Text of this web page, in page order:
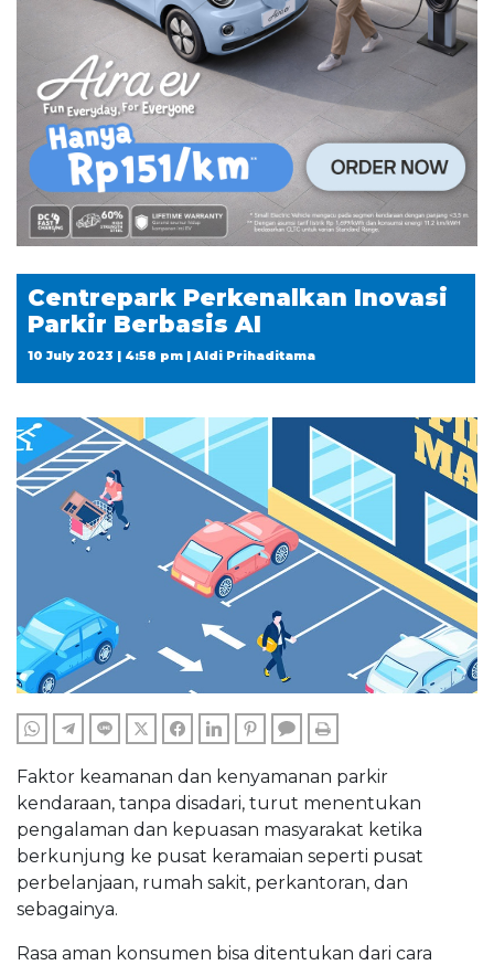
Centrepark Perkenalkan Inovasi
Parkir Berbasis AI
10 July 2023 | 4:58 pm | Aldi Prihaditama
WHATSAPPTELEGRAM
LINE TWITTERFACEBOOKLINKEDINPINTERESTCOMMENTS
Faktor keamanan dan kenyamanan parkir
kendaraan, tanpa disadari, turut menentukan
pengalaman dan kepuasan masyarakat ketika
berkunjung ke pusat keramaian seperti pusat
perbelanjaan, rumah sakit, perkantoran, dan
sebagainya.
Rasa aman konsumen bisa ditentukan dari cara